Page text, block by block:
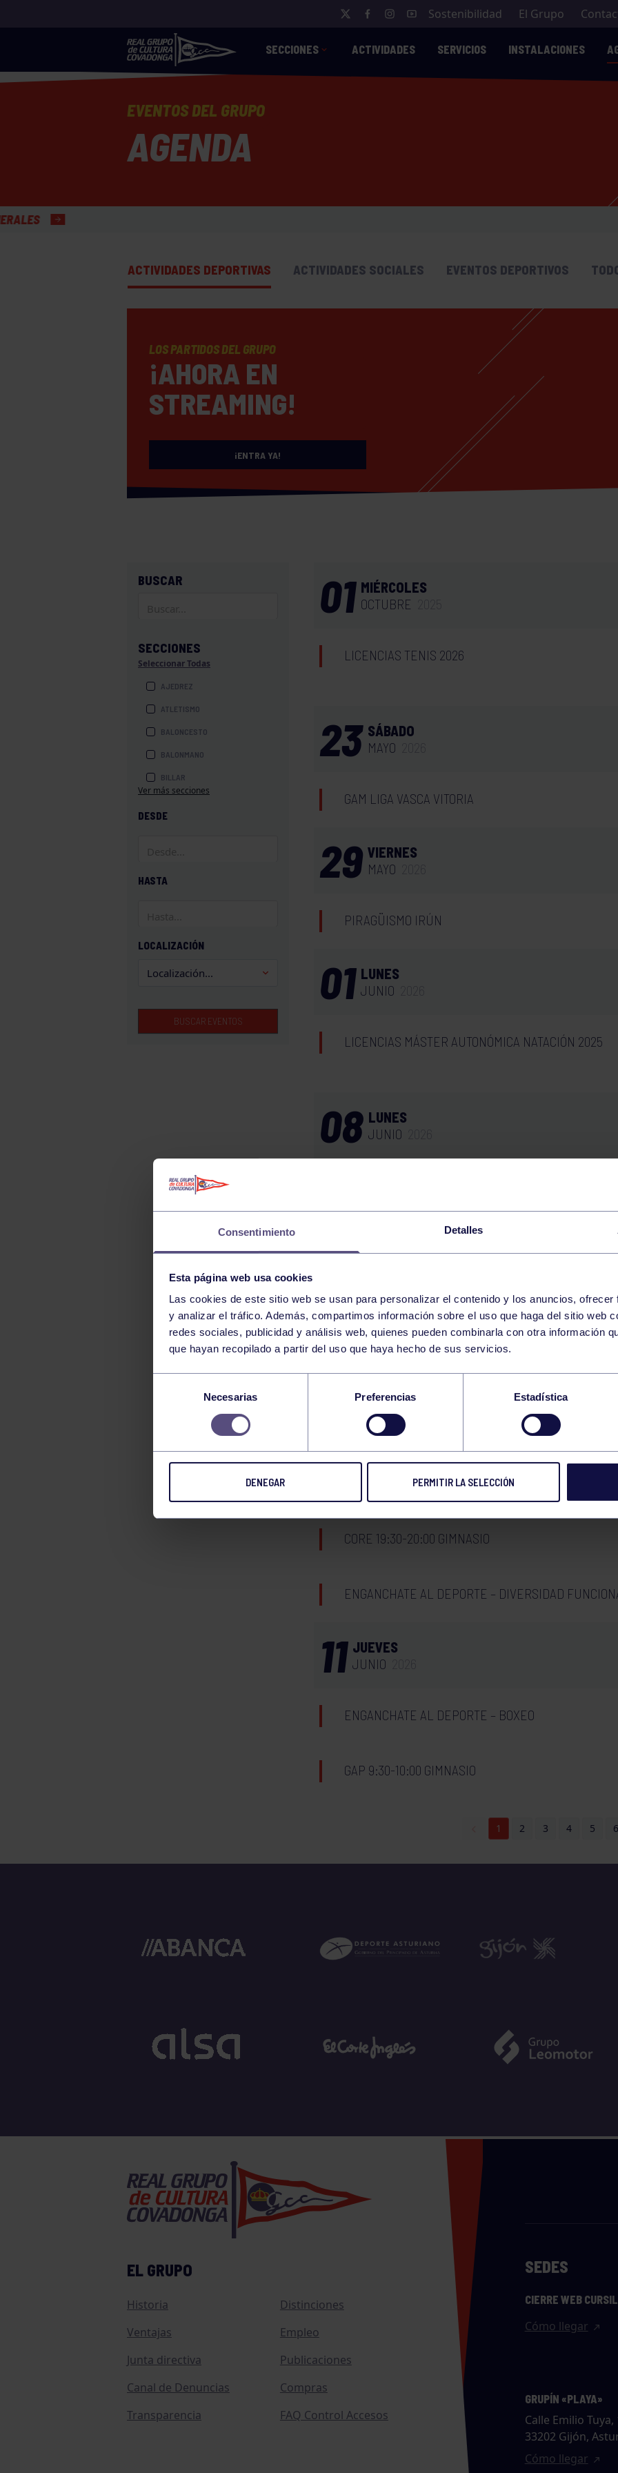
Consentimiento Detalles
Esta página web usa cookies
Las cookies de este sitio web se usan para personalizar el contenido y los anuncios,
y analizar el tráfico. Además, compartimos información sobre el uso que haga del sitio web
redes sociales, publicidad y análisis web, quienes pueden combinarla con otra información
que hayan recopilado a partir del uso que haya hecho de sus servicios.
consentimiento
Necesarias Preferencias Estadística
DENEGAR PERMITIR LA SELECCIÓN
Sostenibilidad El Grupo
SECCIONES ACTIVIDADES SERVICIOS INSTALACIONES
EVENTOS DEL GRUPO
AGENDA
ACTIVIDADES DEPORTIVAS ACTIVIDADES SOCIALES EVENTOS DEPORTIVOS
LOS PARTIDOS DEL GRUPO
¡AHORA EN
STREAMING!
¡ENTRA YA!
BUSCAR
SECCIONES
Seleccionar Todas
AJEDREZ
ATLETISMO
BALONCESTO
BALONMANO
BILLAR
BOXEO
KÁRATE
PIRAGÜISMO
RUGBY
TENIS
TIRO CON ARCO
VELA
VOLEIBOL
Ver más secciones
DESDE
HASTA
LOCALIZACIÓN
BUSCAR EVENTOS
01 MIÉRCOLES
OCTUBRE
LICENCIAS TENIS 2026
23 SÁBADO
MAYO
GAM LIGA VASCA VITORIA
29 VIERNES
MAYO
PIRAGÜISMO IRÚN
01 LUNES
JUNIO
LICENCIAS MÁSTER AUTONÓMICA NATACIÓN 2025
08 LUNES
JUNIO
09 JUNIO 2026
CORE 9:00-9:30 GIMNASIO
MIÉRCOLES
JUNIO 2026
WOD 11:30-12:00 GIMNASIO
CORE 19:30-20:00 GIMNASIO
ENGANCHATE AL DEPORTE – DIVERSIDAD
11 JUEVES
JUNIO
ENGANCHATE AL DEPORTE – BOXEO
GAP 9:30-10:00 GIMNASIO
1 2 3 4 5 6
EL GRUPO
Historia
Distinciones
Ventajas
Empleo
Junta directiva
Publicaciones
Canal de Denuncias
Compras
Transparencia
FAQ Control Accesos
SEDES
CIERRE WEB
Cómo llegar
GRUPÍN «PLAYA»
Calle Emilio Tuya,
33202 Gijón,
Cómo llegar